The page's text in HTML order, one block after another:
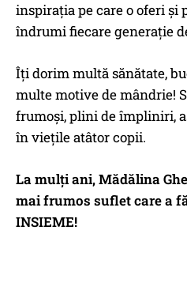
inspirația pe care o oferi și
îndrumi fiecare generație
Îți dorim multă sănătate,
multe motive de mândrie!
frumoși, plini de împliniri,
în viețile atâtor copii.
La mulți ani, Mădălina
mai frumos suflet care a
INSIEME!